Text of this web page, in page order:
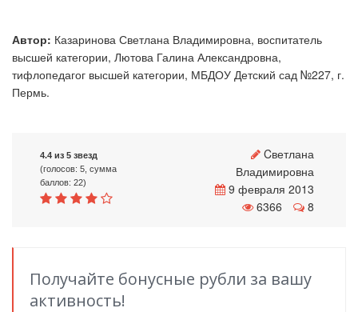
Автор: Казаринова Светлана Владимировна, воспитатель
высшей категории, Лютова Галина Александровна,
тифлопедагог высшей категории, МБДОУ Детский сад №227, г.
Пермь.
4.4 из 5 звезд
(голосов: 5, сумма
баллов: 22)
Cветлана
Владимировна
9 февраля 2013
6366
8
Получайте бонусные рубли за вашу
активность!